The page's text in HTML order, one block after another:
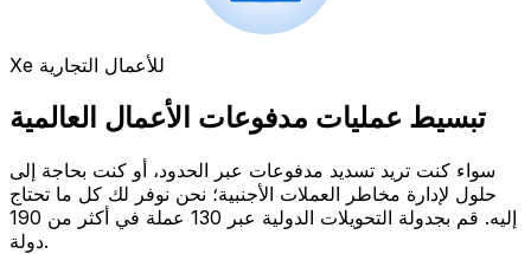
Xe للأعمال التجارية
تبسيط عمليات مدفوعات الأعمال العالمية
سواء كنت تريد تسديد مدفوعات عبر الحدود، أو كنت بحاجة إلى
حلول لإدارة مخاطر العملات الأجنبية؛ نحن نوفر لك كل ما تحتاج
إليه. قم بجدولة التحويلات الدولية عبر 130 عملة في أكثر من 190
دولة.